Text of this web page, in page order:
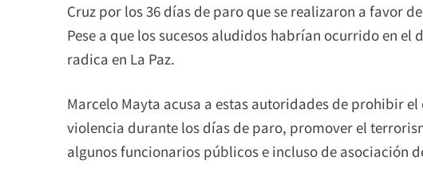
Cruz por los 36 días de paro que se realizaron a favor
Pese a que los sucesos aludidos habrían ocurrido en el
radica en La Paz.
Marcelo Mayta acusa a estas autoridades de prohibir
violencia durante los días de paro, promover el
algunos funcionarios públicos e incluso de asociación